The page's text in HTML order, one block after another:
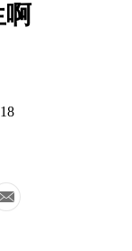
啊